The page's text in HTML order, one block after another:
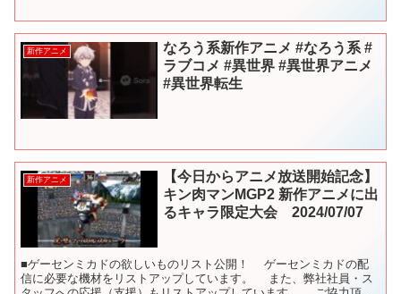
新作アニメ
なろう系新作アニメ #なろう系 #
ラブコメ #異世界 #異世界アニメ
#異世界転生
新作アニメ
【今日からアニメ放送開始記念】
キン肉マンMGP2 新作アニメに出
るキャラ限定大会 2024/07/07
■ゲーセンミカドの欲しいものリスト公開！ ゲーセンミカドの配
信に必要な機材をリストアップしています。 また、弊社社員・ス